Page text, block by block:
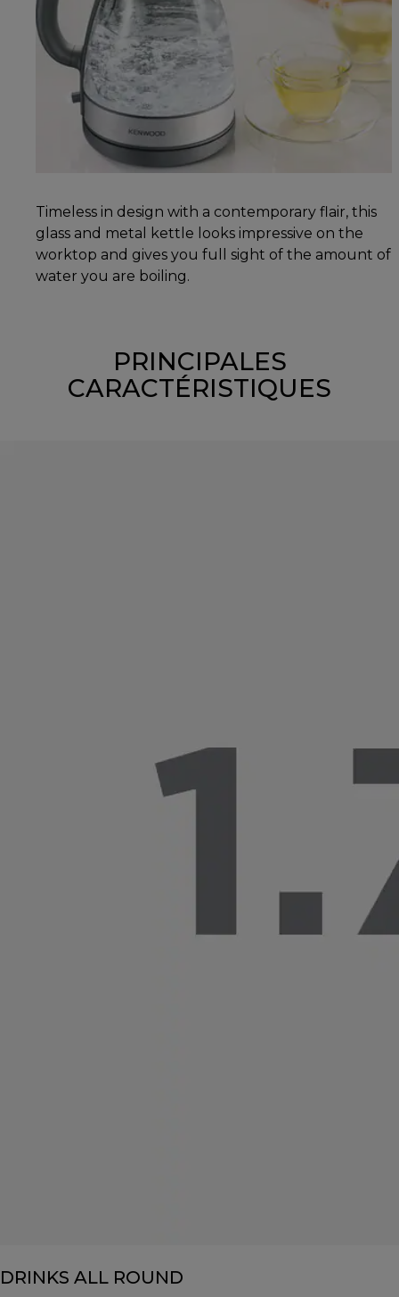
Timeless in design with a contemporary flair, this
glass and metal kettle looks impressive on the
worktop and gives you full sight of the amount of
water you are boiling.
PRINCIPALES
CARACTÉRISTIQUES
DRINKS ALL ROUND